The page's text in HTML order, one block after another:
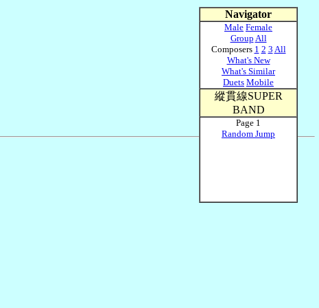
Navigator
Male Female
Group All
Composers 1 2 3 All
What's New
What's Similar
Duets Mobile
縱貫線SUPER
BAND
Page 1
Random Jump